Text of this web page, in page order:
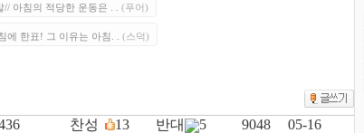
// 아침의 적당한 운동은 . . (푸어)
에 한표! 그 이유는 아침. . (스덕)
찬성 13 반대 5 9048
05-16